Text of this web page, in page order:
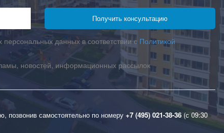
персональных данных в соответствии с Политикой
новостей, информационных рассылок
позвонив самостоятельно по номеру +7 (495) 021-38-36 (с 09:30